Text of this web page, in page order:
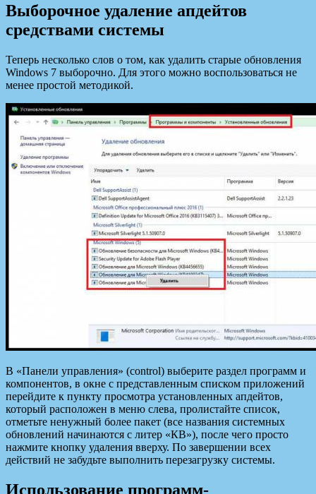
Выборочное удаление апдейтов
средствами системы
Теперь несколько слов о том, как удалить старые обновления
Windows 7 выборочно. Для этого можно воспользоваться не
менее простой методикой.
В «Панели управления» (control) выберите раздел программ и
компонентов, в окне с представленным списком приложений
перейдите к пункту просмотра установленных апдейтов,
который расположен в меню слева, пролистайте список,
отметьте ненужный более пакет (все названия системных
обновлений начинаются с литер «КВ»), после чего просто
нажмите кнопку удаления вверху. По завершении всех
действий не забудьте выполнить перезагрузку системы.
Использование программ-